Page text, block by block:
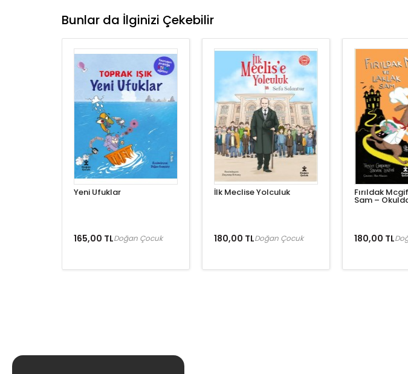
Bunlar da İlginizi Çekebilir
Yeni Ufuklar
165,00 TLDoğan Çocuk
İlk Meclise Yolculuk
180,00 TLDoğan Çocuk
Fırıldak
Sam –
180,00 TL